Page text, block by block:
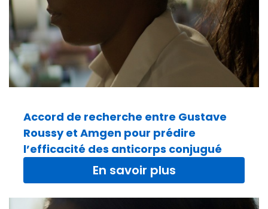
Accord de recherche entre Gustave
Roussy et Amgen pour prédire
l’efficacité des anticorps conjugué
En savoir plus